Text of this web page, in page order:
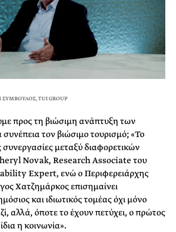
ΣΥΜΒΟΥΛΟΣ, TUI GROUP
προς τη βιώσιμη ανάπτυξη των
τον βιώσιμο τουρισμό; «Το
συνεργασίες μεταξύ διαφορετικών
Novak, Research Associate του
Expert, ενώ ο Περιφερειάρχης
Χατζημάρκος επισημαίνει
και ιδιωτικός τομέας όχι μόνο
αλλά, όποτε το έχουν πετύχει, ο πρώτος
η κοινωνία».